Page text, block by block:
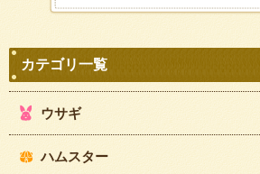
ウサギ
ハムスター